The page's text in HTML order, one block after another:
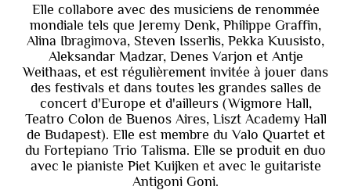
Elle collabore avec des musiciens de renommée
mondiale tels que Jeremy Denk, Philippe Graffin,
Alina Ibragimova, Steven Isserlis, Pekka Kuusisto,
Aleksandar Madzar, Denes Varjon et Antje
Weithaas, et est régulièrement invitée à jouer dans
des festivals et dans toutes les grandes salles de
concert d'Europe et d'ailleurs (Wigmore Hall,
Teatro Colon de Buenos Aires, Liszt Academy Hall
de Budapest). Elle est membre du Valo Quartet et
du Fortepiano Trio Talisma. Elle se produit en duo
avec le pianiste Piet Kuijken et avec le guitariste
Antigoni Goni.